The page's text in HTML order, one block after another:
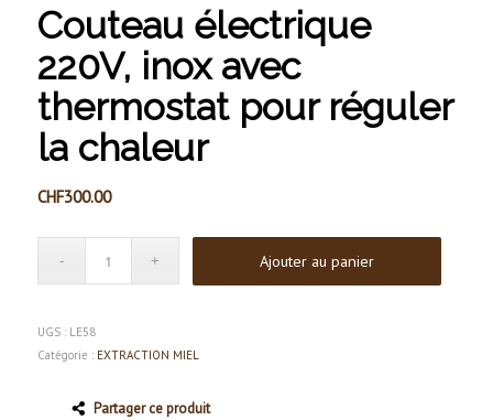
Couteau électrique
220V, inox avec
thermostat pour réguler
la chaleur
CHF300.00
Ajouter au panier
UGS : LE58
Catégorie : EXTRACTION MIEL
Partager ce produit